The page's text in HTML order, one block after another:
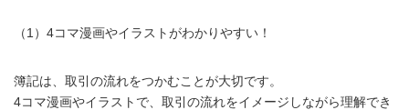
（1）4コマ漫画やイラストがわかりやすい！
簿記は、取引の流れをつかむことが大切です。
4コマ漫画やイラストで、取引の流れをイメージしながら理解でき